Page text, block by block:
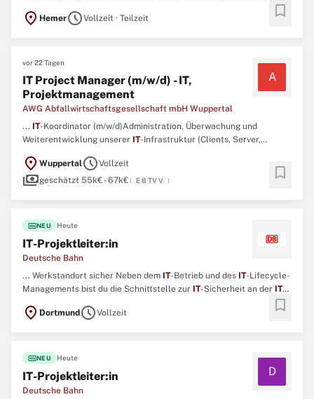
-Systeme übernehmen? Dann kommen Sie zur Südwestfalen-
IT! Wir sind ein modernerIT-Dienstleister mit Sitz in Siegen und
location_on HemerscheduleVollzeit · Teilzeit bookmark
vor 22 Tagen
IT Project Manager (m/w/d) - IT,
Projektmanagement
AWG Abfallwirtschaftsgesellschaft mbH Wuppertal
A
... IT-Koordinator (m/w/d)Administration, Überwachung und
Weiterentwicklung unserer IT-Infrastruktur (Clients, Server,
Systemstörungen, sowie Systembetreuung im 1st und 2nd-Level-
SupportStandortübergreifende Koordination unserer
location_on WuppertalscheduleVollzeit
paymentsgeschätzt 55k€ - 67k€( E 8 TV V ) bookmark
fiber_newNEU Heute
IT-Projektleiter:in
Deutsche Bahn
... Werkstandort sicher Neben dem IT-Betrieb und des IT-Lifecycle-
Managements bist du die Schnittstelle zur IT-Sicherheit an der IT-
Standards um und überwachst deren Einhaltung. ...
location_on Dortmund scheduleVollzeit bookmark
fiber_newNEU Heute
IT-Projektleiter:in
Deutsche Bahn
D